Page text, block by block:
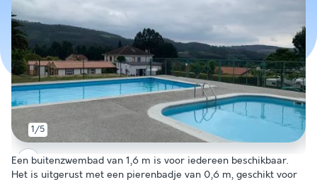
1/5
Een buitenzwembad van 1,6 m is voor iedereen beschikbaar.
Het is uitgerust met een pierenbadje van 0,6 m, geschikt voor